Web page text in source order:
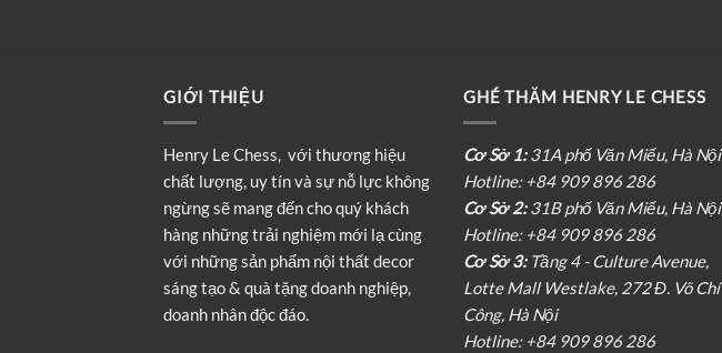
GIỚI THIỆU
Henry Le Chess, với thương hiệu
chất lượng, uy tín và sự nỗ lực không
ngừng sẽ mang đến cho quý khách
hàng những trải nghiệm mới lạ cùng
với những sản phẩm nội thất decor
sáng tạo & quà tặng doanh nghiệp,
doanh nhân độc đáo.
GHÉ THĂM HENRY LE CHESS
Cơ Sở 1:31A phố Văn Miếu, Hà Nội
Hotline: +84 909 896 286
Cơ Sở 2:31B phố Văn Miếu, Hà Nội
Hotline: +84 909 896 286
Cơ Sở 3:Tầng 4 - Culture Avenue,
Lotte Mall Westlake, 272 Đ. Võ Chí
Công, Hà Nội
Hotline: +84 909 896 286